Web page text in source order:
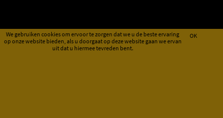
We gebruiken cookies om ervoor te zorgen dat we u de beste ervaring
op onze website bieden, als u doorgaat op deze website gaan we ervan
uit dat u hiermee tevreden bent.
OK